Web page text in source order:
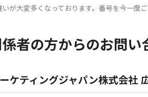
いが大変多くなっております。番号を今一度
者の方からのお問い
ケティングジャパン株式会社